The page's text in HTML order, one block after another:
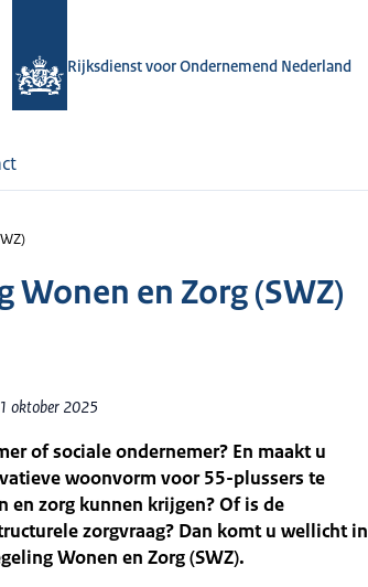
Rijksdienst voor Ondernemend Nederland
en Zorg (SWZ)
oktober 2025
of sociale ondernemer? En maakt u
woonvorm voor 55-plussers te
en zorg kunnen krijgen? Of is de
zorgvraag? Dan komt u wellicht in
Wonen en Zorg (SWZ).